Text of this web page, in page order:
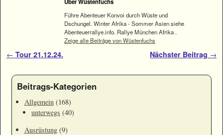
Über Wüstenfuchs
Führe Abenteuer Konvoi durch Wüste und
Dschungel. Winter Afrika - Sommer Asien siehe
Abenteuerrallye.info. Rallye München Afrika .
Zeige alle Beiträge von Wüstenfuchs
Artikelnavigation
← Tour 21.12.24. Nächster Beitrag →
Beitrags-Kategorien
Allgemein(168)
unterwegs (40)
Ausrüstung(9)